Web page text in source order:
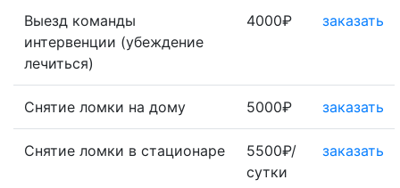
Выезд команды
интервенции (убеждение
лечиться)
4000₽ заказать
Снятие ломки на дому 5000₽ заказать
Снятие ломки в стационаре
5500₽/
сутки
заказать